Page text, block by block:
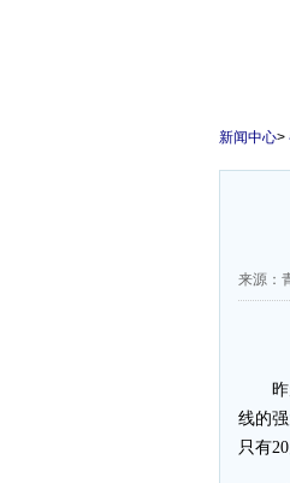
新闻中心>
来源：
昨天
线的
只有